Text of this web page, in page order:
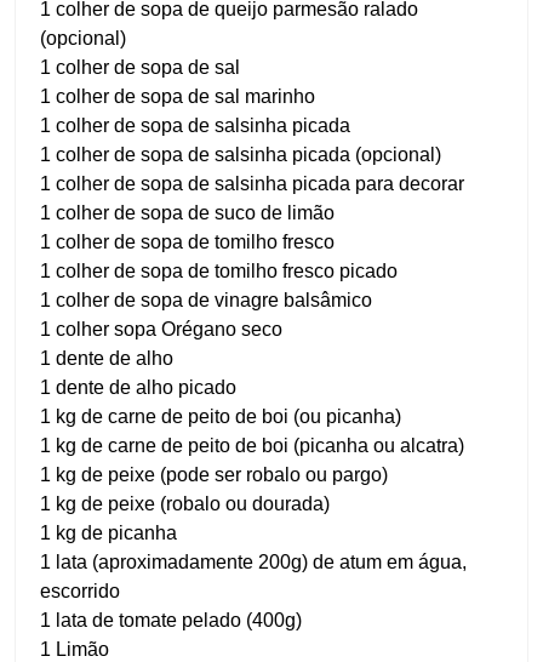
1 colher de sopa de queijo parmesão ralado
(opcional)
1 colher de sopa de sal
1 colher de sopa de sal marinho
1 colher de sopa de salsinha picada
1 colher de sopa de salsinha picada (opcional)
1 colher de sopa de salsinha picada para decorar
1 colher de sopa de suco de limão
1 colher de sopa de tomilho fresco
1 colher de sopa de tomilho fresco picado
1 colher de sopa de vinagre balsâmico
1 colher sopa Orégano seco
1 dente de alho
1 dente de alho picado
1 kg de carne de peito de boi (ou picanha)
1 kg de carne de peito de boi (picanha ou alcatra)
1 kg de peixe (pode ser robalo ou pargo)
1 kg de peixe (robalo ou dourada)
1 kg de picanha
1 lata (aproximadamente 200g) de atum em água,
escorrido
1 lata de tomate pelado (400g)
1 Limão